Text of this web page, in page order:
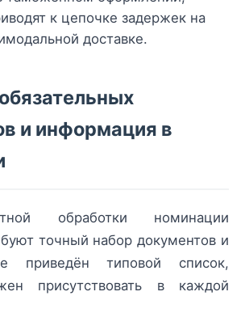
к цепочке задержек на
доставке.
и информация в
обработки номинации
точный набор документов и
приведён типовой список,
присутствовать в каждой